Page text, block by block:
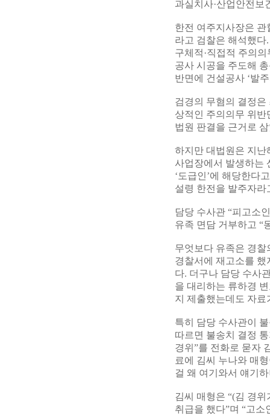
과실치사·산업안전보
한전 여주지사장은
라고 검찰은 해석했
구체적·직접적 주의
공사 시공을 주도해
반면에 건설공사 ‘발
검경의 무혐의 결정
상적인 주의의무 위반
법원 판결을 근거로
하지만 대법원은 지난
사업장에서 발생하는
‘도급인’에 해당한다
설령 한전을 발주자
담당 수사관 “피고소
유족 면담 거부하고 “
무엇보다 유족은 경찰
경찰서에 재고소를
다. 더구나 담당 수사
을 대리하는 류하경
지 제출했는데도 자료
특히 담당 수사관이
따르면 불송치 결정
경위”를 전화로 묻자
료에 김씨 누나와 매
걸 왜 여기와서 얘기
김씨 매형은 “(김 경
취급을 했다”며 “고